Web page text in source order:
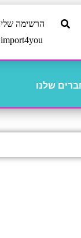
הרשימה שלי
import4you
שלנו